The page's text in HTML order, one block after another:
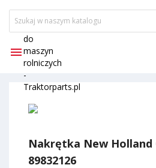

Nakrętka New Holland
89832126